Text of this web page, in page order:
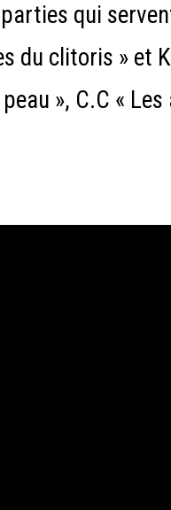
qui
du clitoris » et
», C.C « Les